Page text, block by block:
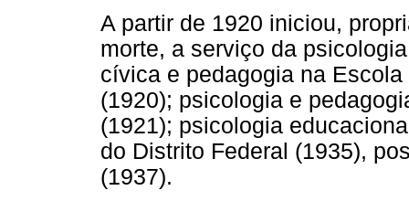
A partir de 1920 iniciou,
morte, a serviço da
cívica e pedagogia na
(1920); psicologia e
(1921); psicologia
do Distrito Federal (1935),
(1937).